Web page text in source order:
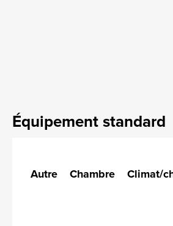
Équipement standard
Autre Chambre Climat/